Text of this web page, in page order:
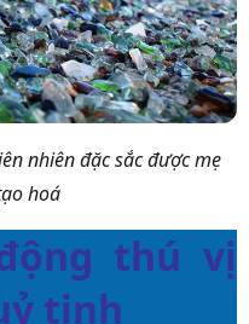
nhiên đặc sắc được mẹ
hoá
thú vị
tinh